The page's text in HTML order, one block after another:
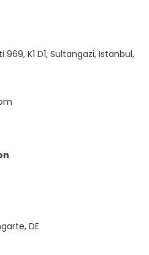
969, K1 D1, Sultangazi, Istanbul,
DE